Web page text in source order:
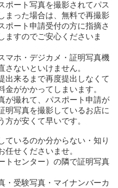
ポート写真を撮影されてパス
まった場合は、無料で再撮影
ポート申請受付の方に指摘さ
ますのでご安心くださいま
マホ・デジカメ・証明写真機
ないといけません。
出来るまで再度提出しなくて
がかかってしまいます。
が撮れて、パスポート申請が
明写真を撮影しているお店に
が安くて早いです。
ているのか分からない・知り
任せくださいませ。
トセンター）の隣で証明写真
・受験写真・マイナンバーカ